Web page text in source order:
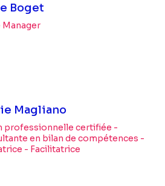
Boget
Manager
Magliano
professionnelle certifiée -
en bilan de compétences -
- Facilitatrice